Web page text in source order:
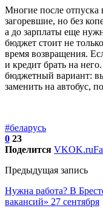
Многие после отпуска
загоревшие, но без
а до зарплаты еще
бюджет стоит не
время возвращения.
и кредит брать на
бюджетный вариант:
заменить на автобус,
#беларусь
0 23
Поделится VKOK.ru
Предыдущая запись
Нужна работа? В
вакансий» 27 сентября